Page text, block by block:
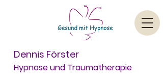
Dennis Förster
Hypnose und Traumatherapie